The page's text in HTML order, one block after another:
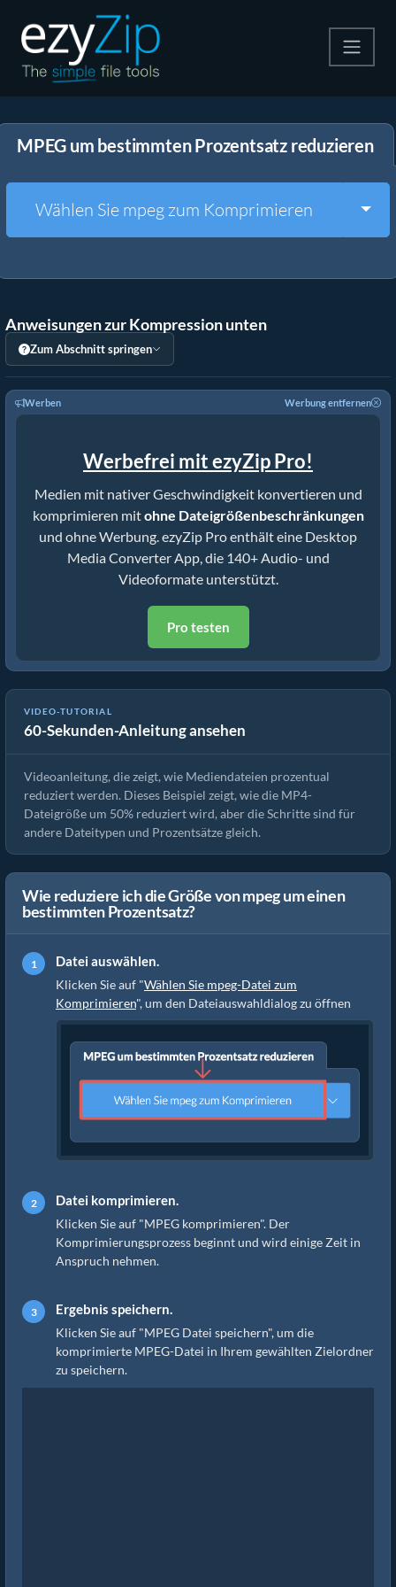
Entpacken
Weitere Tools
MPEG um bestimmten Prozentsatz reduzieren
Wählen Sie mpeg zum Komprimieren
Anweisungen zur Kompression unten
Zum Abschnitt springen
Werben Werbung entfernen
Werbefrei mit ezyZip Pro!
Medien mit nativer Geschwindigkeit konvertieren und
komprimieren mitohne Dateigrößenbeschränkungen
und ohne Werbung. ezyZip Pro enthält eine Desktop
Media Converter App, die 140+ Audio- und
Videoformate unterstützt.
Pro testen
VIDEO-TUTORIAL
60-Sekunden-Anleitung ansehen
So Reduzieren Sie die Mediendateigröße um 50% (Einfache
Anleitung)
Videoanleitung, die zeigt, wie Mediendateien prozentual
reduziert werden. Dieses Beispiel zeigt, wie die MP4-
Dateigröße um 50% reduziert wird, aber die Schritte sind für
andere Dateitypen und Prozentsätze gleich.
Wie reduziere ich die Größe von mpeg um einen
bestimmten Prozentsatz?
Datei auswählen.
Klicken Sie auf "Wählen Sie mpeg-Datei zum
Komprimieren", um den Dateiauswahldialog zu öffnen
Datei komprimieren.
Klicken Sie auf "MPEG komprimieren". Der
Komprimierungsprozess beginnt und wird einige Zeit in
Anspruch nehmen.
Ergebnis speichern.
Klicken Sie auf "MPEG Datei speichern", um die
komprimierte MPEG-Datei in Ihrem gewählten Zielordner
zu speichern.